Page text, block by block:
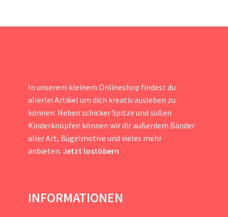
In unserem kleinem Onlineshop findest du
allerlei Artikel um dich kreativ ausleben zu
können. Neben schicker Spitze und süßen
Kinderknöpfen können wir dir außerdem Bänder
aller Art, Bügelmotive und vieles mehr
anbieten. Jetzt lostöbern
INFORMATIONEN